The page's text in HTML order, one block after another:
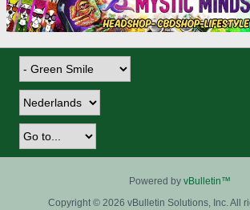
Powered by vBulletin™
Copyright © 2026 vBulletin Solutions, Inc. All